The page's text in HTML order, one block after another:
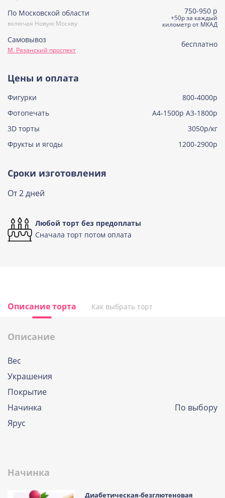
Сметанная
Узнать подробнее о начинке
Узнать подробнее о начинке
По Московской области
включая Новую Москву
750-950 р
+50р за каждый
километр от МКАД
Самовывоз
М. Рязанский проспект
бесплатно
Цены и оплата
Фигурки
800-4000р
Фотопечать
А4-1500р А3-1800р
3D торты
3050р/кг
Фрукты и ягоды
1200-2900р
Сроки изготовления
От 2 дней
Любой торт без предоплаты
Сначала торт потом оплата
Описание торта Как выбрать торт
Описание
Вес
Украшения
Покрытие
Начинка
По выбору
Ярус
Начинка
Диабетическая-безглютеновая